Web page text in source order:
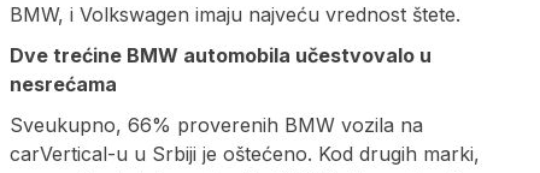
BMW, i Volkswagen imaju najveću vrednost štete.
Dve trećine BMW automobila učestvovalo u
nesrećama
Sveukupno, 66% proverenih BMW vozila na
carVertical-u u Srbiji je oštećeno. Kod drugih marki,